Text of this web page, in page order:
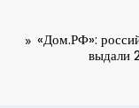
«Дом.РФ»:
выдали